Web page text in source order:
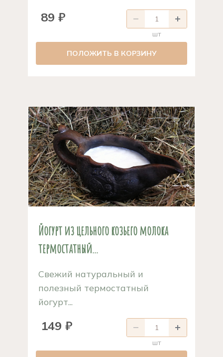
89 ₽
шт
ПОЛОЖИТЬ В КОРЗИНУ
Йогурт из цельного козьего молока
термостатный...
Свежий натуральный и
полезный термостатный
йогурт...
149 ₽
шт